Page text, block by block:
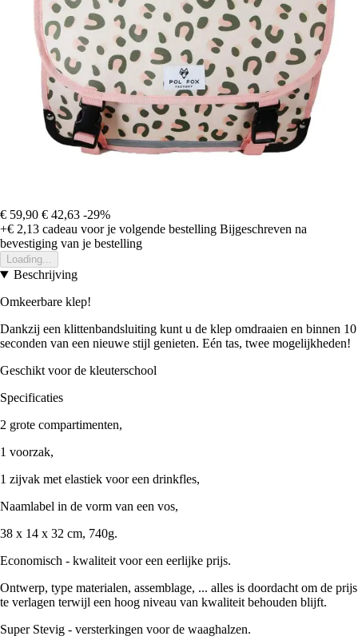
€ 59,90 € 42,63 -29%
+€ 2,13 cadeau voor je volgende bestelling Bijgeschreven na
bevestiging van je bestelling
Loading...
Beschrijving
Omkeerbare klep!
Dankzij een klittenbandsluiting kunt u de klep omdraaien en binnen 10
seconden van een nieuwe stijl genieten. Eén tas, twee mogelijkheden!
Geschikt voor de kleuterschool
Specificaties
2 grote compartimenten,
1 voorzak,
1 zijvak met elastiek voor een drinkfles,
Naamlabel in de vorm van een vos,
38 x 14 x 32 cm, 740g.
Economisch - kwaliteit voor een eerlijke prijs.
Ontwerp, type materialen, assemblage, ... alles is doordacht om de prijs
te verlagen terwijl een hoog niveau van kwaliteit behouden blijft.
Super Stevig - versterkingen voor de waaghalzen.